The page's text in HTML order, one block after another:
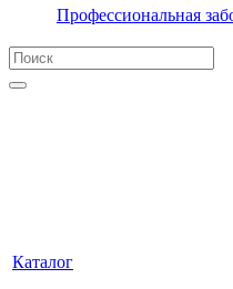
Профессиональная
Каталог